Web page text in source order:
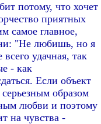
потому, что хочет
приятных
самое главное,
"Не любишь, но я
удачная, так
- как
Если объект
образом
любви и поэтому
на чувства -